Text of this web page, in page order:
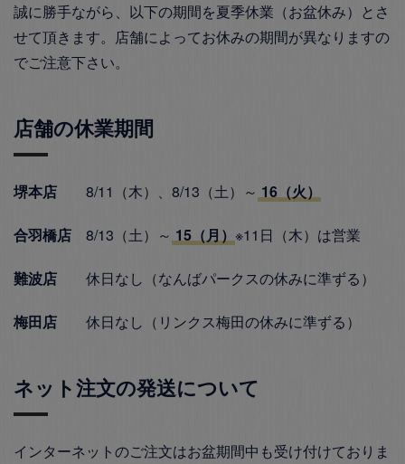
誠に勝手ながら、以下の期間を夏季休業（お盆休み）とさ
せて頂きます。店舗によってお休みの期間が異なりますの
でご注意下さい。
店舗の休業期間
堺本店 8/11（木）、8/13（土）～ 16（火）
合羽橋店 8/13（土）～ 15（月） ※11日（木）は営業
難波店 休日なし（なんばパークスの休みに準ずる）
梅田店 休日なし（リンクス梅田の休みに準ずる）
ネット注文の発送について
インターネットのご注文はお盆期間中も受け付けておりま